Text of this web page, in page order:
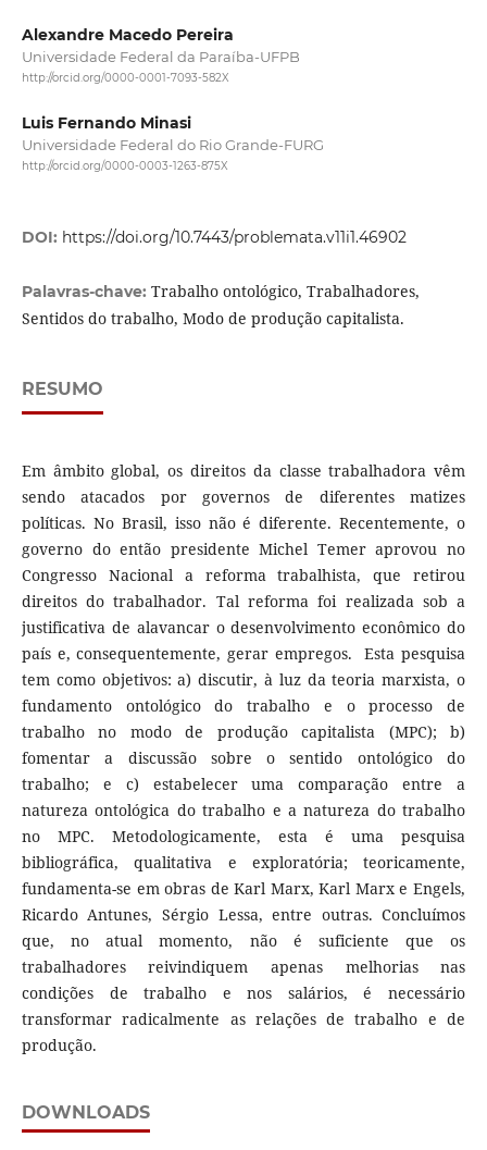
Alexandre Macedo Pereira
Universidade Federal da Paraíba-UFPB
http://orcid.org/0000-0001-7093-582X
Luis Fernando Minasi
Universidade Federal do Rio Grande-FURG
http://orcid.org/0000-0003-1263-875X
DOI: https://doi.org/10.7443/problemata.v11i1.46902
Palavras-chave: Trabalho ontológico, Trabalhadores,
Sentidos do trabalho, Modo de produção capitalista.
RESUMO
Em âmbito global, os direitos da classe trabalhadora vêm
sendo atacados por governos de diferentes matizes
políticas. No Brasil, isso não é diferente. Recentemente, o
governo do então presidente Michel Temer aprovou no
Congresso Nacional a reforma trabalhista, que retirou
direitos do trabalhador. Tal reforma foi realizada sob a
justificativa de alavancar o desenvolvimento econômico do
país e, consequentemente, gerar empregos. Esta pesquisa
tem como objetivos: a) discutir, à luz da teoria marxista, o
fundamento ontológico do trabalho e o processo de
trabalho no modo de produção capitalista (MPC); b)
fomentar a discussão sobre o sentido ontológico do
trabalho; e c) estabelecer uma comparação entre a
natureza ontológica do trabalho e a natureza do trabalho
no MPC. Metodologicamente, esta é uma pesquisa
bibliográfica, qualitativa e exploratória; teoricamente,
fundamenta-se em obras de Karl Marx, Karl Marx e Engels,
Ricardo Antunes, Sérgio Lessa, entre outras. Concluímos
que, no atual momento, não é suficiente que os
trabalhadores reivindiquem apenas melhorias nas
condições de trabalho e nos salários, é necessário
transformar radicalmente as relações de trabalho e de
produção.
DOWNLOADS